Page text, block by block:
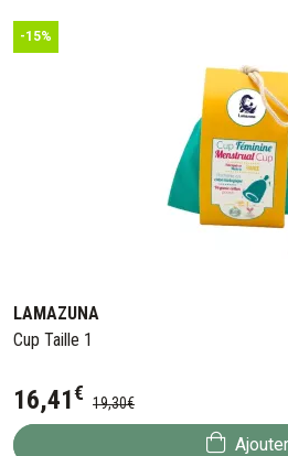
-15%
LAMAZUNA
Cup Taille 1
16,41€ 19,30€
Ajouter